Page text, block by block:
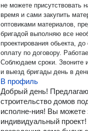
не можете присутствовать
время и сами закупить
оптовиками материалов,
бригадой выполняю все
проектирования обьекта,
оплату по договору.
Соблюдаем сроки. Звоните
и выезд бригады день в
В профиль
Добрый день!
строительство домов
исполне-ния! Вы можете
индивидуальный